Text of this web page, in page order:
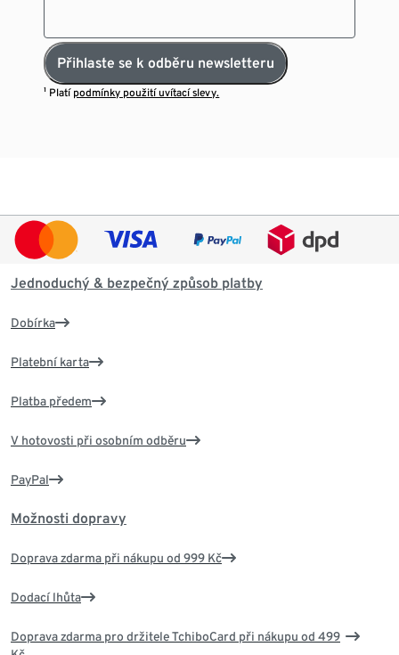
Přihlaste se k odběru newsletteru
¹ Platí podmínky použití uvítací slevy.
Jednoduchý & bezpečný způsob platby
Dobírka
Platební karta
Platba předem
V hotovosti při osobním odběru
PayPal
Možnosti dopravy
Doprava zdarma při nákupu od 999 Kč
Dodací lhůta
Doprava zdarma pro držitele TchiboCard při nákupu od 499